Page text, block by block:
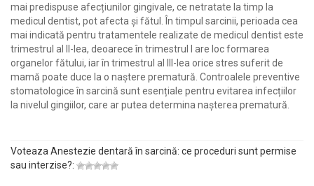
mai predispuse afecțiunilor gingivale, ce netratate la timp la
medicul dentist, pot afecta și fătul. În timpul sarcinii, perioada cea
mai indicată pentru tratamentele realizate de medicul dentist este
trimestrul al II-lea, deoarece în trimestrul I are loc formarea
organelor fătului, iar în trimestrul al III-lea orice stres suferit de
mamă poate duce la o naștere prematură. Controalele preventive
stomatologice în sarcină sunt esențiale pentru evitarea infecțiilor
la nivelul gingiilor, care ar putea determina nașterea prematură.
Voteaza Anestezie dentară în sarcină: ce proceduri sunt permise
sau interzise?: